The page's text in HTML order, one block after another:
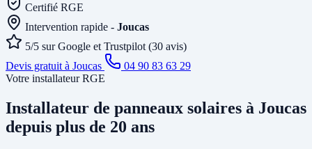
Certifié RGE
Intervention rapide - Joucas
5/5 sur Google et Trustpilot (30 avis)
Devis gratuit à Joucas
04 90 83 63 29
Votre installateur RGE
Installateur de panneaux solaires à Joucas
depuis plus de 20 ans